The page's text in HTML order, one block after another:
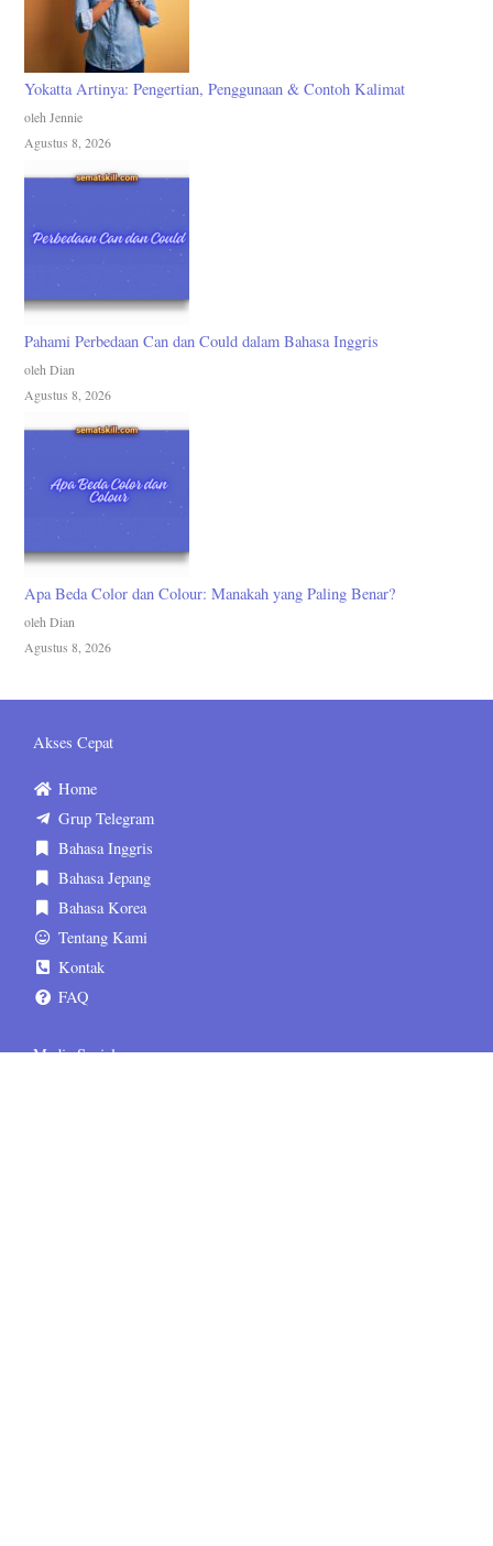
Yokatta Artinya: Pengertian, Penggunaan & Contoh Kalimat
oleh Jennie
Agustus 8, 2026
Pahami Perbedaan Can dan Could dalam Bahasa Inggris
oleh Dian
Agustus 8, 2026
Apa Beda Color dan Colour: Manakah yang Paling Benar?
oleh Dian
Agustus 8, 2026
Akses Cepat
Home
Grup Telegram
Bahasa Inggris
Bahasa Jepang
Bahasa Korea
Tentang Kami
Kontak
FAQ
Media Sosial